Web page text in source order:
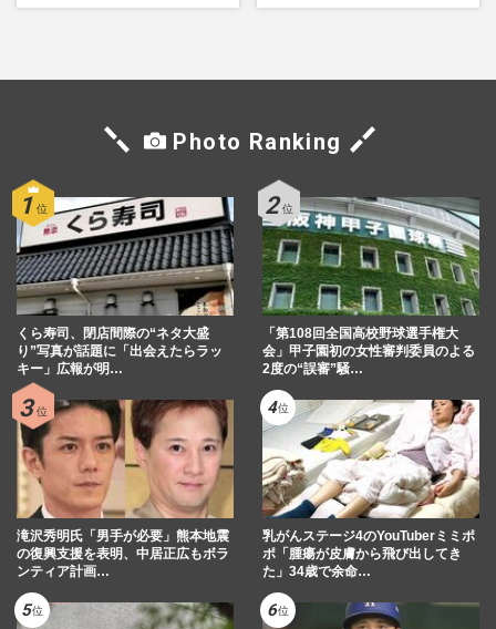
Photo Ranking
くら寿司、閉店間際の“ネタ大盛
り”写真が話題に「出会えたらラッ
キー」広報が明…
「第108回全国高校野球選手権大
会」甲子園初の女性審判委員のよる
2度の“誤審”騒…
滝沢秀明氏「男手が必要」熊本地震
の復興支援を表明、中居正広もボラ
ンティア計画…
乳がんステージ4のYouTuberミミポ
ポ「腫瘍が皮膚から飛び出してき
た」34歳で余命…